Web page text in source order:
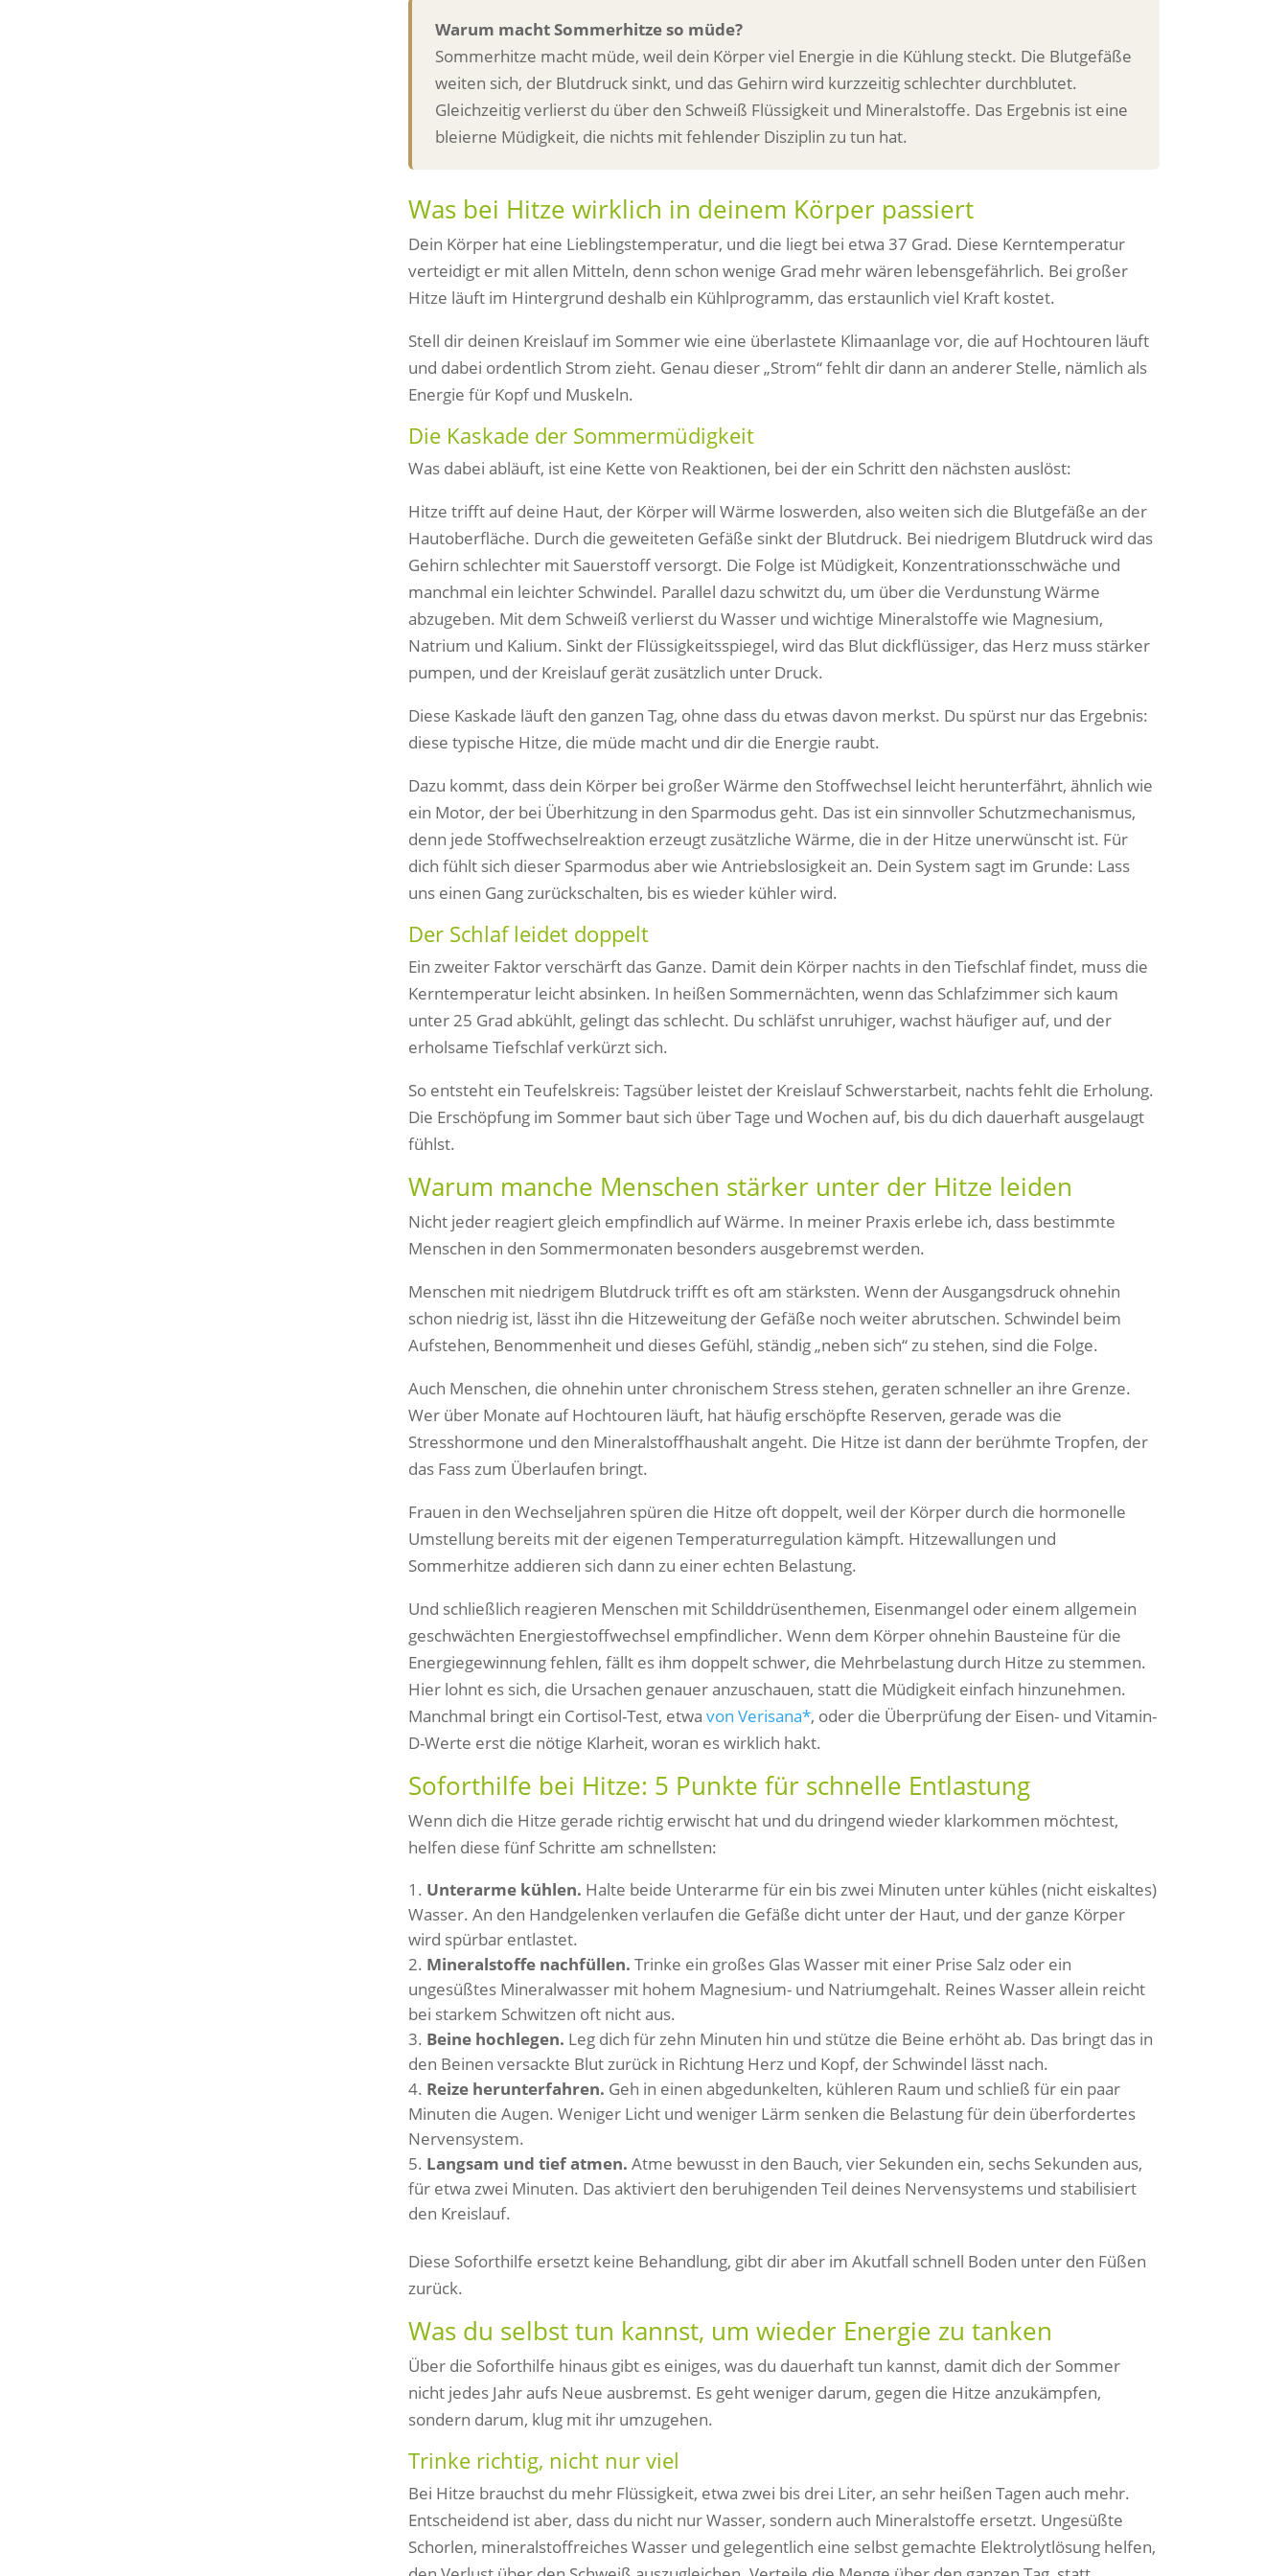
Warum macht Sommerhitze so müde?
Sommerhitze macht müde, weil dein Körper viel Energie in die Kühlung steckt. Die Blutgefäße
weiten sich, der Blutdruck sinkt, und das Gehirn wird kurzzeitig schlechter durchblutet.
Gleichzeitig verlierst du über den Schweiß Flüssigkeit und Mineralstoffe. Das Ergebnis ist eine
bleierne Müdigkeit, die nichts mit fehlender Disziplin zu tun hat.
Was bei Hitze wirklich in deinem Körper passiert
Dein Körper hat eine Lieblingstemperatur, und die liegt bei etwa 37 Grad. Diese Kerntemperatur
verteidigt er mit allen Mitteln, denn schon wenige Grad mehr wären lebensgefährlich. Bei großer
Hitze läuft im Hintergrund deshalb ein Kühlprogramm, das erstaunlich viel Kraft kostet.
Stell dir deinen Kreislauf im Sommer wie eine überlastete Klimaanlage vor, die auf Hochtouren läuft
und dabei ordentlich Strom zieht. Genau dieser „Strom“ fehlt dir dann an anderer Stelle, nämlich als
Energie für Kopf und Muskeln.
Die Kaskade der Sommermüdigkeit
Was dabei abläuft, ist eine Kette von Reaktionen, bei der ein Schritt den nächsten auslöst:
Hitze trifft auf deine Haut, der Körper will Wärme loswerden, also weiten sich die Blutgefäße an der
Hautoberfläche. Durch die geweiteten Gefäße sinkt der Blutdruck. Bei niedrigem Blutdruck wird das
Gehirn schlechter mit Sauerstoff versorgt. Die Folge ist Müdigkeit, Konzentrationsschwäche und
manchmal ein leichter Schwindel. Parallel dazu schwitzt du, um über die Verdunstung Wärme
abzugeben. Mit dem Schweiß verlierst du Wasser und wichtige Mineralstoffe wie Magnesium,
Natrium und Kalium. Sinkt der Flüssigkeitsspiegel, wird das Blut dickflüssiger, das Herz muss stärker
pumpen, und der Kreislauf gerät zusätzlich unter Druck.
Diese Kaskade läuft den ganzen Tag, ohne dass du etwas davon merkst. Du spürst nur das Ergebnis:
diese typische Hitze, die müde macht und dir die Energie raubt.
Dazu kommt, dass dein Körper bei großer Wärme den Stoffwechsel leicht herunterfährt, ähnlich wie
ein Motor, der bei Überhitzung in den Sparmodus geht. Das ist ein sinnvoller Schutzmechanismus,
denn jede Stoffwechselreaktion erzeugt zusätzliche Wärme, die in der Hitze unerwünscht ist. Für
dich fühlt sich dieser Sparmodus aber wie Antriebslosigkeit an. Dein System sagt im Grunde: Lass
uns einen Gang zurückschalten, bis es wieder kühler wird.
Der Schlaf leidet doppelt
Ein zweiter Faktor verschärft das Ganze. Damit dein Körper nachts in den Tiefschlaf findet, muss die
Kerntemperatur leicht absinken. In heißen Sommernächten, wenn das Schlafzimmer sich kaum
unter 25 Grad abkühlt, gelingt das schlecht. Du schläfst unruhiger, wachst häufiger auf, und der
erholsame Tiefschlaf verkürzt sich.
So entsteht ein Teufelskreis: Tagsüber leistet der Kreislauf Schwerstarbeit, nachts fehlt die Erholung.
Die Erschöpfung im Sommer baut sich über Tage und Wochen auf, bis du dich dauerhaft ausgelaugt
fühlst.
Warum manche Menschen stärker unter der Hitze leiden
Nicht jeder reagiert gleich empfindlich auf Wärme. In meiner Praxis erlebe ich, dass bestimmte
Menschen in den Sommermonaten besonders ausgebremst werden.
Menschen mit niedrigem Blutdruck trifft es oft am stärksten. Wenn der Ausgangsdruck ohnehin
schon niedrig ist, lässt ihn die Hitzeweitung der Gefäße noch weiter abrutschen. Schwindel beim
Aufstehen, Benommenheit und dieses Gefühl, ständig „neben sich“ zu stehen, sind die Folge.
Auch Menschen, die ohnehin unter chronischem Stress stehen, geraten schneller an ihre Grenze.
Wer über Monate auf Hochtouren läuft, hat häufig erschöpfte Reserven, gerade was die
Stresshormone und den Mineralstoffhaushalt angeht. Die Hitze ist dann der berühmte Tropfen, der
das Fass zum Überlaufen bringt.
Frauen in den Wechseljahren spüren die Hitze oft doppelt, weil der Körper durch die hormonelle
Umstellung bereits mit der eigenen Temperaturregulation kämpft. Hitzewallungen und
Sommerhitze addieren sich dann zu einer echten Belastung.
Und schließlich reagieren Menschen mit Schilddrüsenthemen, Eisenmangel oder einem allgemein
geschwächten Energiestoffwechsel empfindlicher. Wenn dem Körper ohnehin Bausteine für die
Energiegewinnung fehlen, fällt es ihm doppelt schwer, die Mehrbelastung durch Hitze zu stemmen.
Hier lohnt es sich, die Ursachen genauer anzuschauen, statt die Müdigkeit einfach hinzunehmen.
Manchmal bringt ein Cortisol-Test, etwavon Verisana*, oder die Überprüfung der Eisen- und Vitamin-
D-Werte erst die nötige Klarheit, woran es wirklich hakt.
Soforthilfe bei Hitze: 5 Punkte für schnelle Entlastung
Wenn dich die Hitze gerade richtig erwischt hat und du dringend wieder klarkommen möchtest,
helfen diese fünf Schritte am schnellsten:
Unterarme kühlen. Halte beide Unterarme für ein bis zwei Minuten unter kühles (nicht eiskaltes)
Wasser. An den Handgelenken verlaufen die Gefäße dicht unter der Haut, und der ganze Körper
wird spürbar entlastet.
Mineralstoffe nachfüllen. Trinke ein großes Glas Wasser mit einer Prise Salz oder ein
ungesüßtes Mineralwasser mit hohem Magnesium- und Natriumgehalt. Reines Wasser allein reicht
bei starkem Schwitzen oft nicht aus.
Beine hochlegen. Leg dich für zehn Minuten hin und stütze die Beine erhöht ab. Das bringt das in
den Beinen versackte Blut zurück in Richtung Herz und Kopf, der Schwindel lässt nach.
Reize herunterfahren. Geh in einen abgedunkelten, kühleren Raum und schließ für ein paar
Minuten die Augen. Weniger Licht und weniger Lärm senken die Belastung für dein überfordertes
Nervensystem.
Langsam und tief atmen. Atme bewusst in den Bauch, vier Sekunden ein, sechs Sekunden aus,
für etwa zwei Minuten. Das aktiviert den beruhigenden Teil deines Nervensystems und stabilisiert
den Kreislauf.
Diese Soforthilfe ersetzt keine Behandlung, gibt dir aber im Akutfall schnell Boden unter den Füßen
zurück.
Was du selbst tun kannst, um wieder Energie zu tanken
Über die Soforthilfe hinaus gibt es einiges, was du dauerhaft tun kannst, damit dich der Sommer
nicht jedes Jahr aufs Neue ausbremst. Es geht weniger darum, gegen die Hitze anzukämpfen,
sondern darum, klug mit ihr umzugehen.
Trinke richtig, nicht nur viel
Bei Hitze brauchst du mehr Flüssigkeit, etwa zwei bis drei Liter, an sehr heißen Tagen auch mehr.
Entscheidend ist aber, dass du nicht nur Wasser, sondern auch Mineralstoffe ersetzt. Ungesüßte
Schorlen, mineralstoffreiches Wasser und gelegentlich eine selbst gemachte Elektrolytlösung helfen,